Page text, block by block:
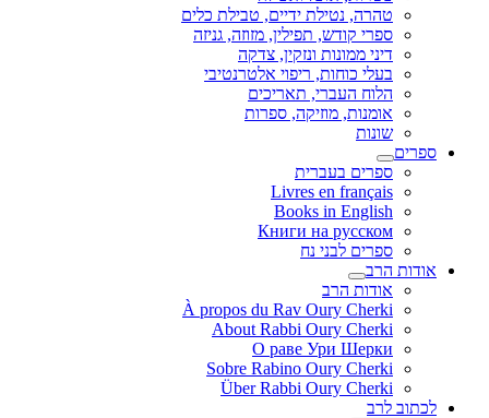
טהרה, נטילת ידיים, טבילת כלים
ספרי קודש, תפילין, מזוזה, גניזה
דיני ממונות ונזקין, צדקה
בעלי כוחות, ריפוי אלטרנטיבי
הלוח העברי, תאריכים
אומנות, מוזיקה, ספרות
שונות
ספרים
ספרים בעברית
Livres en français
Books in English
Книги на русском
ספרים לבני נח
אודות הרב
אודות הרב
À propos du Rav Oury Cherki
About Rabbi Oury Cherki
О раве Ури Шерки
Sobre Rabino Oury Cherki
Über Rabbi Oury Cherki
לכתוב לרב